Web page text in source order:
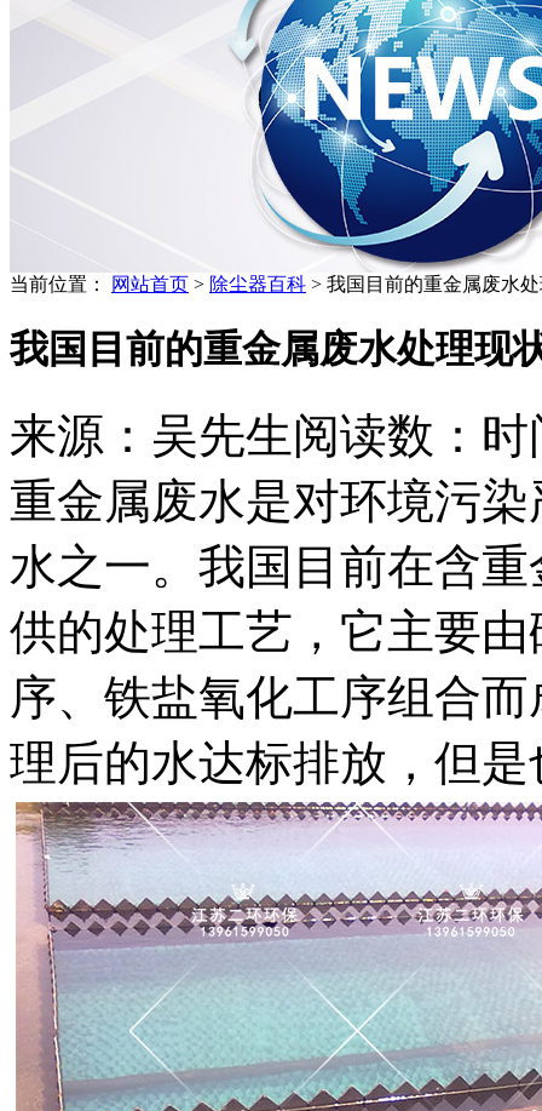
当前位置： 网站首页 > 除尘器百科 > 我国目前的重金属废水
我国目前的重金属废水处理现
来源：吴先生阅读数： 时
重金属废水是对环境污
水之一。我国目前在含
供的处理工艺，它主要
序、铁盐氧化工序组合
理后的水达标排放，但